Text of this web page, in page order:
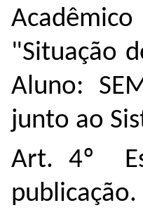
"Situação
Aluno:
junto ao
Art. 4º
publicação.